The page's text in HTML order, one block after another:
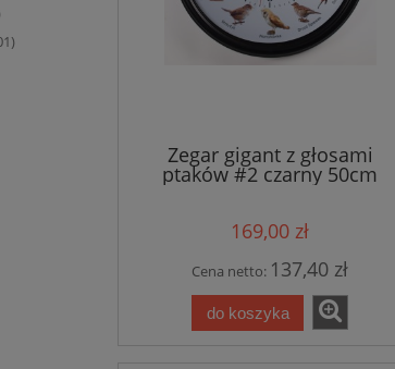
Zegar gigant z głosami
ptaków #2 czarny 50cm
169,00 zł
Cena netto: 137,40 zł
do koszyka